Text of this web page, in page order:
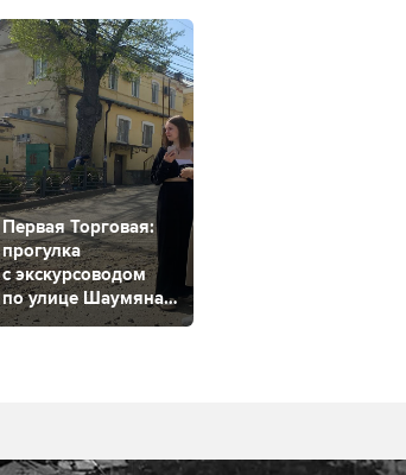
Первая Торговая:
прогулка
с экскурсоводом
по улице Шаумяна
в Ставрополе